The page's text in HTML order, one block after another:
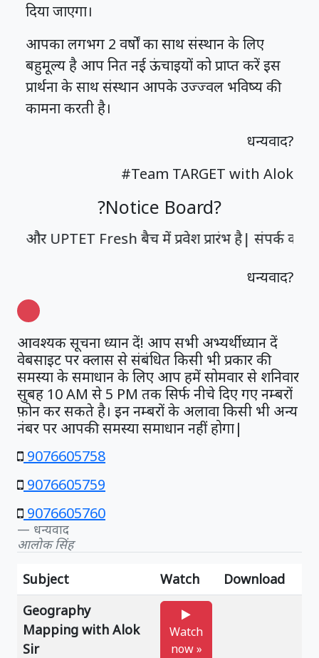
दिया जाएगा।
आपका लगभग 2 वर्षों का साथ संस्थान के लिए
बहुमूल्य है आप नित नई ऊंचाइयों को प्राप्त करें इस
प्रार्थना के साथ संस्थान आपके उज्ज्वल भविष्य की
कामना करती है।
धन्यवाद?
#Team TARGET with Alok
?Notice Board?
UPTET Fresh बैच में प्रवेश प्रारंभ है| संपर्क करें-
धन्यवाद?
Loading…
आवश्यक सूचना ध्यान दें! आप सभी अभ्यर्थी ध्यान दें
वेबसाइट पर क्लास से संबंधित किसी भी प्रकार की
समस्या के समाधान के लिए आप हमें सोमवार से शनिवार
सुबह 10 AM से 5 PM तक सिर्फ नीचे दिए गए नम्बरों
फ़ोन कर सकते है। इन नम्बरों के अलावा किसी भी अन्य
नंबर पर आपकी समस्या समाधान नहीं होगा|
9076605758
9076605759
9076605760
धन्यवाद
आलोक सिंह
Subject Watch
Download
Geography
Mapping with Alok
Sir
Watch
now »